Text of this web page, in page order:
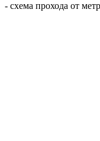
- схема прохода от